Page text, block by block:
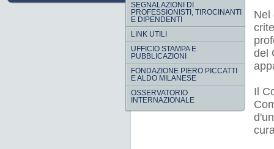
SEGNALAZIONI DI
PROFESSIONISTI, TIROCINANTI
E DIPENDENTI
LINK UTILI
UFFICIO STAMPA E
PUBBLICAZIONI
FONDAZIONE PIERO PICCATTI
E ALDO MILANESE
OSSERVATORIO
INTERNAZIONALE
Nel
del
Il